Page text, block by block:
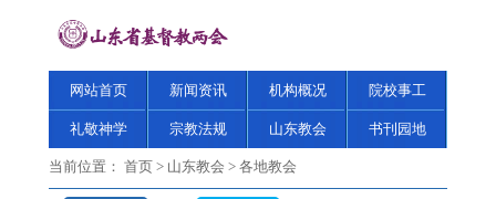
网站首页 新闻资讯 机构概况 院校事工
礼敬神学 宗教法规 山东教会 书刊园地
当前位置： 首页 > 山东教会 > 各地教会